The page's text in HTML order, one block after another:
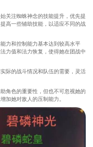
关注蜘蛛神念的技能提升，优先提
高一些辅助技能，以适应不同的战
力和控制能力基本达到较高水平
力值和法力恢复，使得她在团战中
际的战斗情况和队伍的需要，灵活
角色的重要性，但也不可忽视她的
加她对敌人的压制能力。